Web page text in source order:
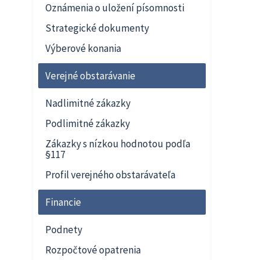
Oznámenia o uložení písomnosti
Strategické dokumenty
Výberové konania
Verejné obstarávanie
Nadlimitné zákazky
Podlimitné zákazky
Zákazky s nízkou hodnotou podľa
§117
Profil verejného obstarávateľa
Financie
Podnety
Rozpočtové opatrenia